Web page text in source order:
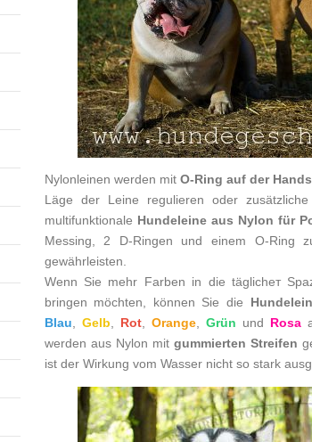
Nylonleinen werden mit O-Ring auf der
Läge der Leine regulieren oder
multifunktionale Hundeleine aus Nylon für
Messing, 2 D-Ringen und einem O-Ring
gewährleisten.
Wenn Sie mehr Farben in die täglicheт
bringen möchten, können Sie die
Blau, Gelb, Rot, Orange, Grün und Rosa
werden aus Nylon mit gummierten Streifen
ist der Wirkung vom Wasser nicht so stark